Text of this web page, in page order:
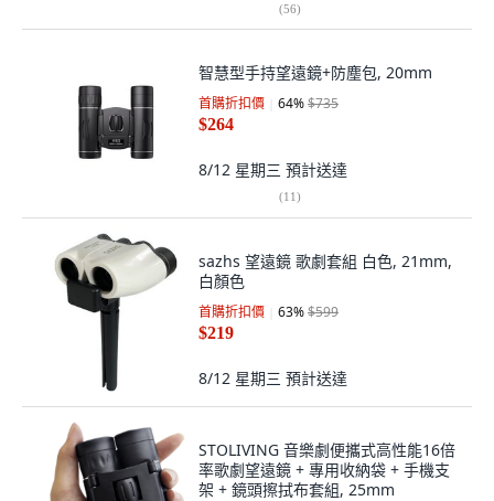
(56)
智慧型手持望遠鏡+防塵包, 20mm
首購折扣價 64%$735
$264
8/12 星期三 預計送達
(11)
sazhs 望遠鏡 歌劇套組 白色, 21mm,
白顏色
首購折扣價 63%$599
$219
8/12 星期三 預計送達
STOLIVING 音樂劇便攜式高性能16倍
率歌劇望遠鏡 + 專用收納袋 + 手機支
架 + 鏡頭擦拭布套組, 25mm